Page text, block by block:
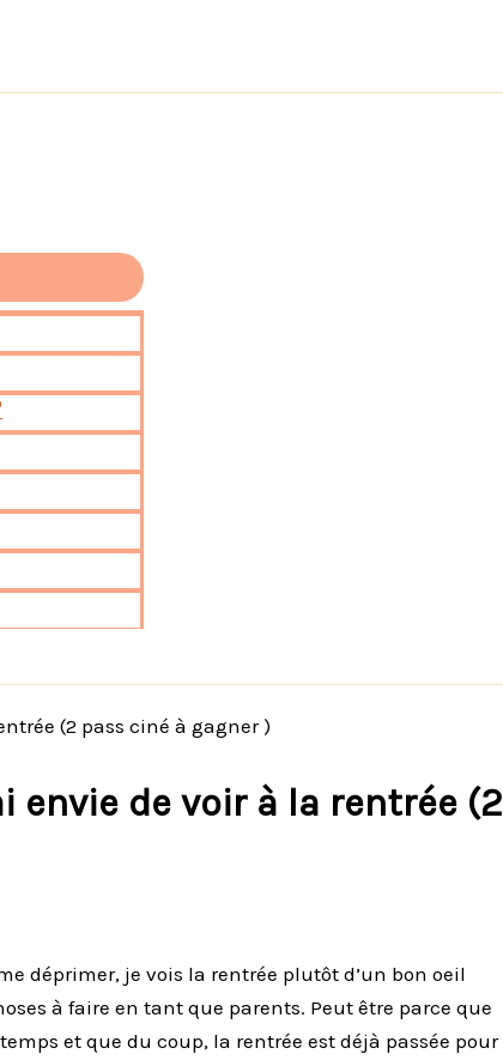
(2 pass ciné à gagner )
envie de voir à la rentrée (2
déprimer, je vois la rentrée plutôt d’un bon oeil
à faire en tant que parents. Peut être parce que
et que du coup, la rentrée est déjà passée pour